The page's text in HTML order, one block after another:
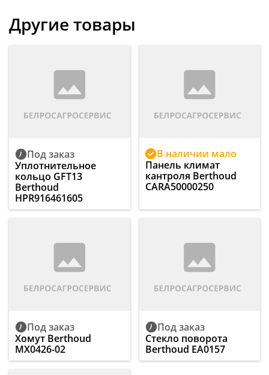
Другие товары
Под заказ
Уплотнительное
кольцо GFT13
Berthoud
HPR916461605
В наличии мало
Панель климат
кантроля Berthoud
CARA50000250
Под заказ
Хомут Berthoud
MX0426-02
Под заказ
Стекло поворота
Berthoud EA0157